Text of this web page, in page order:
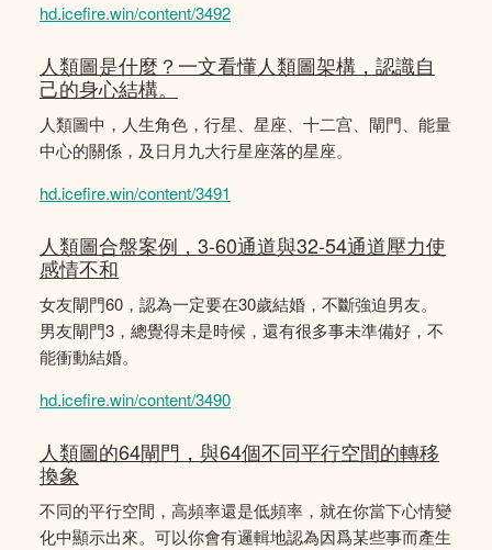
hd.icefire.win/content/3492
人類圖是什麼？一文看懂人類圖架構，認識自
己的身心結構。
人類圖中，人生角色，行星、星座、十二宫、閘門、能量
中心的關係，及日月九大行星座落的星座。
hd.icefire.win/content/3491
人類圖合盤案例，3-60通道與32-54通道壓力使
感情不和
女友閘門60，認為一定要在30歲結婚，不斷強迫男友。
男友閘門3，總覺得未是時候，還有很多事未準備好，不
能衝動結婚。
hd.icefire.win/content/3490
人類圖的64閘門，與64個不同平行空間的轉移
換象
不同的平行空間，高頻率還是低頻率，就在你當下心情變
化中顯示出來。可以你會有邏輯地認為因爲某些事而產生